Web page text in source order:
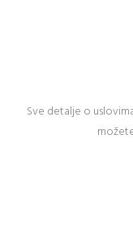
Sve detalje o